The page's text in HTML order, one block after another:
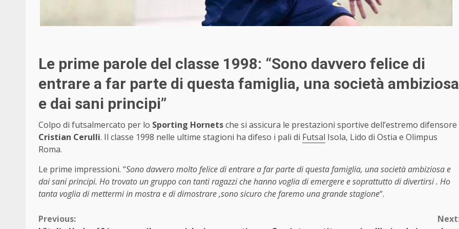
Le prime parole del classe 1998: “Sono davvero felice di
entrare a far parte di questa famiglia, una società ambiziosa
e dai sani principi”
Colpo di futsalmercato per lo Sporting Hornetsche si assicura le prestazioni sportive dell’estremo difensore
Cristian Cerulli. Il classe 1998 nelle ultime stagioni ha difeso i pali di Futsal Isola, Lido di Ostia e Olimpus
Roma.
Le prime impressioni. “Sono davvero molto felice di entrare a far parte di questa famiglia, una società ambiziosa e
dai sani principi. Ho trovato un gruppo con tanti ragazzi che hanno voglia di emergere e soprattutto di divertirsi . Ho
tanta voglia di mettermi in mostra e di dimostrare ,sono sicuro che faremo una grande stagione“.
Continue
Previous: